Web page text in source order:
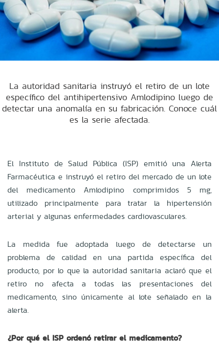
La autoridad sanitaria instruyó el retiro de un lote
específico del antihipertensivo Amlodipino luego de
detectar una anomalía en su fabricación. Conoce cuál
es la serie afectada.
El Instituto de Salud Pública (ISP) emitió una Alerta
Farmacéutica e instruyó el retiro del mercado de un lote
del medicamento Amlodipino comprimidos 5 mg,
utilizado principalmente para tratar la hipertensión
arterial y algunas enfermedades cardiovasculares.
La medida fue adoptada luego de detectarse un
problema de calidad en una partida específica del
producto, por lo que la autoridad sanitaria aclaró que el
retiro no afecta a todas las presentaciones del
medicamento, sino únicamente al lote señalado en la
alerta.
¿Por qué el ISP ordenó retirar el medicamento?